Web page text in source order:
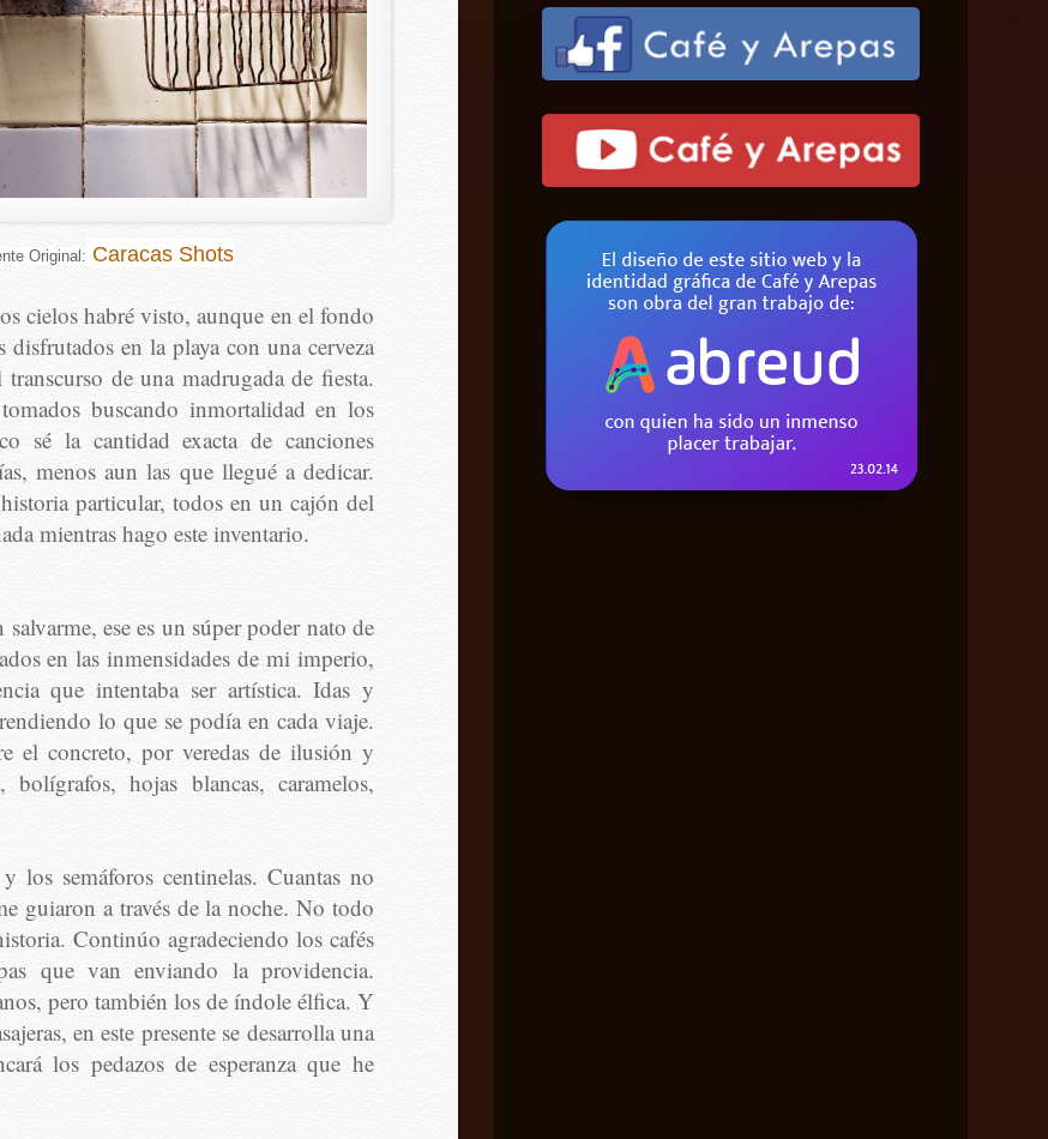
Original: Caracas Shots
cielos habré visto, aunque en el fondo
disfrutados en la playa con una cerveza
de una madrugada de fiesta.
buscando inmortalidad en los
sé la cantidad exacta de canciones
menos aun las que llegué a dedicar.
particular, todos en un cajón del
mientras hago este inventario.
ese es un súper poder nato de
en las inmensidades de mi imperio,
que intentaba ser artística. Idas y
lo que se podía en cada viaje.
el concreto, por veredas de ilusión y
hojas blancas, caramelos,
semáforos centinelas. Cuantas no
guiaron a través de la noche. No todo
Continúo agradeciendo los cafés
que van enviando la providencia.
pero también los de índole élfica. Y
en este presente se desarrolla una
los pedazos de esperanza que he